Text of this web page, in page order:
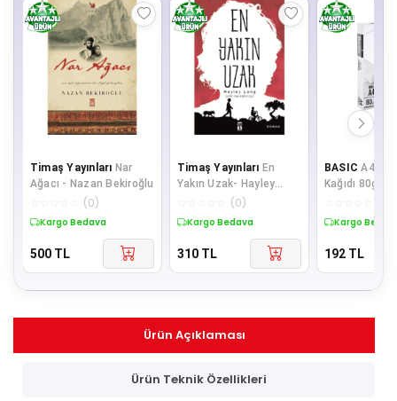
Timaş Yayınları Nar
Ağacı - Nazan Bekiroğlu
(0)
Kargo Bedava
500 TL
Timaş Yayınları En
Yakın Uzak- Hayley
(0)
Kargo Bedava
310 TL
BASIC A4
Kağıdı 80gr
Kargo
192 TL
Ürün Açıklaması
Ürün Teknik Özellikleri